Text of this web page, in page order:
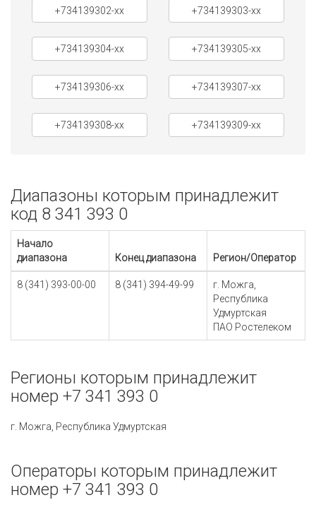
+734139302-xx +734139303-xx
+734139304-xx +734139305-xx
+734139306-xx +734139307-xx
+734139308-xx +734139309-xx
Диапазоны которым принадлежит
код 8 341 393 0
Начало
диапазона
Конец диапазона Регион/Оператор
8 (341) 393-00-00 8 (341) 394-49-99
г. Можга,
Республика
Удмуртская
ПАО Ростелеком
Регионы которым принадлежит
номер +7 341 393 0
г. Можга, Республика Удмуртская
Операторы которым принадлежит
номер +7 341 393 0